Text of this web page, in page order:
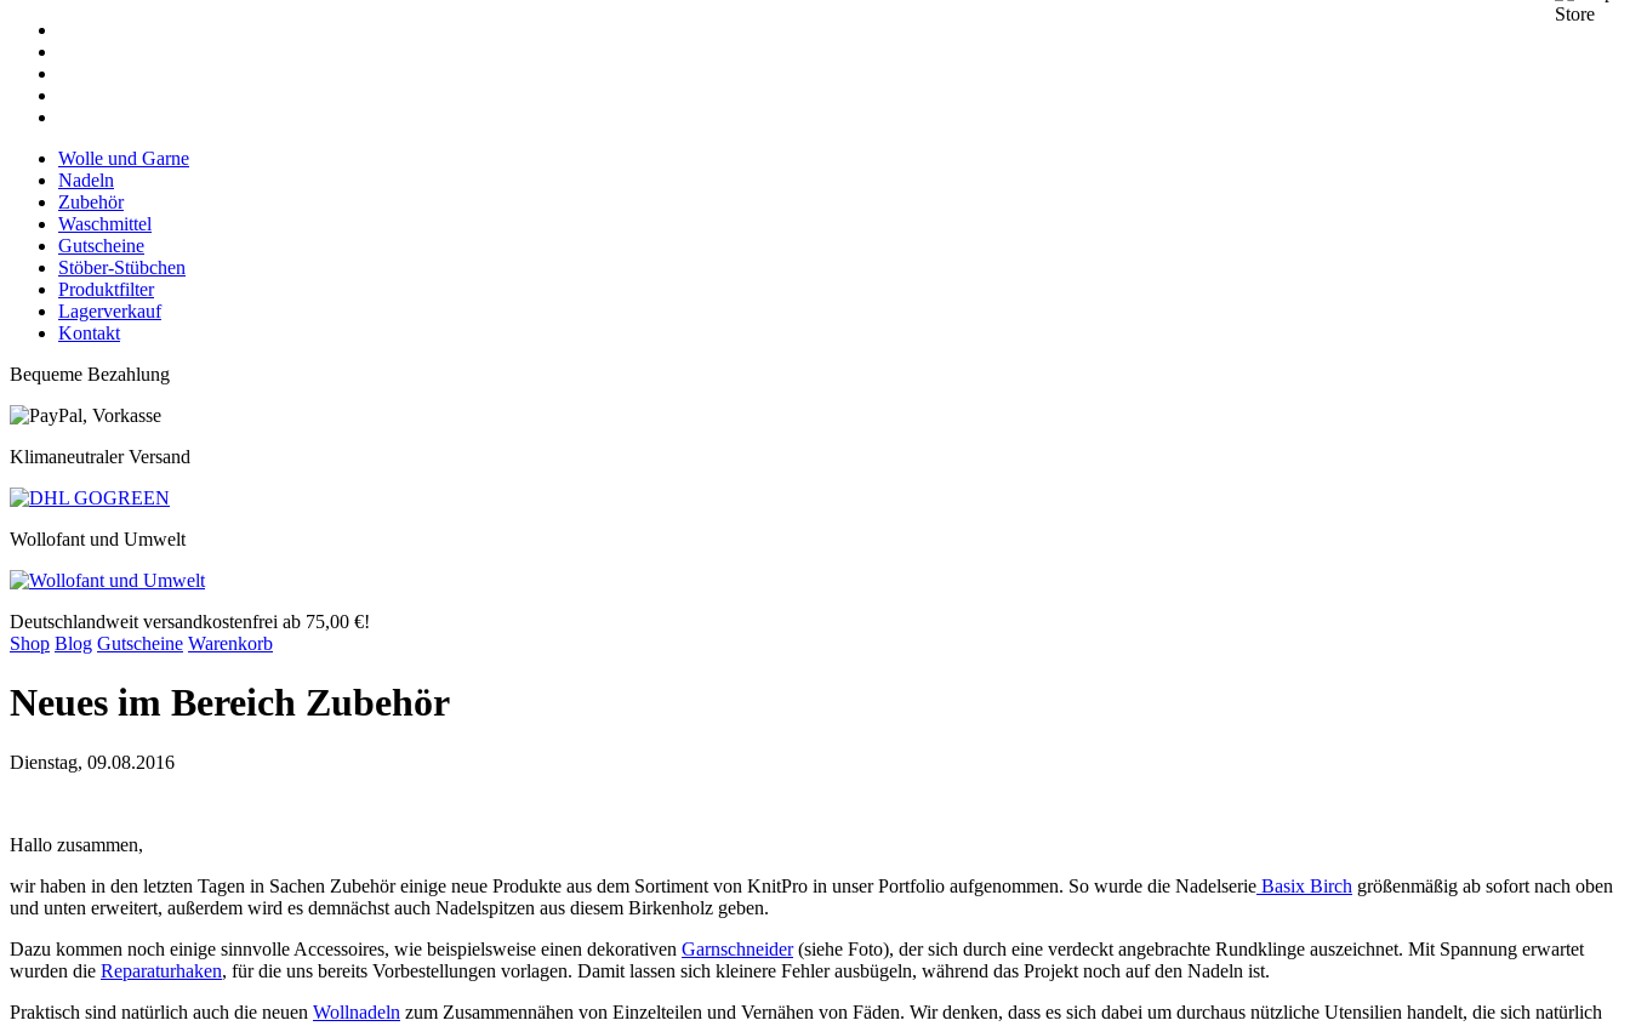
Wolle und Garne
Nadeln
Zubehör
Waschmittel
Gutscheine
Stöber-Stübchen
Produktfilter
Lagerverkauf
Kontakt
Bequeme Bezahlung
Klimaneutraler Versand
Wollofant und Umwelt
Deutschlandweit versandkostenfrei ab 75,00 €!
Shop Blog Gutscheine Warenkorb
Neues im Bereich Zubehör
Dienstag, 09.08.2016
Hallo zusammen,
wir haben in den letzten Tagen in Sachen Zubehör einige neue Produkte aus dem Sortiment von KnitPro in unser Portfolio aufgenommen. So wurde die Nadelserie Basix Birch größenmäßig ab sofort nach oben
und unten erweitert, außerdem wird es demnächst auch Nadelspitzen aus diesem Birkenholz geben.
Dazu kommen noch einige sinnvolle Accessoires, wie beispielsweise einen dekorativen Garnschneider(siehe Foto), der sich durch eine verdeckt angebrachte Rundklinge auszeichnet. Mit Spannung erwartet
wurden die Reparaturhaken, für die uns bereits Vorbestellungen vorlagen. Damit lassen sich kleinere Fehler ausbügeln, während das Projekt noch auf den Nadeln ist.
Praktisch sind natürlich auch die neuen Wollnadeln zum Zusammennähen von Einzelteilen und Vernähen von Fäden. Wir denken, dass es sich dabei um durchaus nützliche Utensilien handelt, die sich natürlich